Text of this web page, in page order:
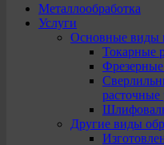
Металлообработка
Услуги
Основные виды
Токарные
расточные
Другие виды